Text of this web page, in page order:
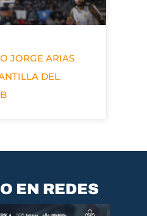
JORGE ARIAS
DEL
EN REDES